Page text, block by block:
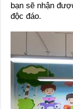
bạn sẽ nhận
độc đáo.